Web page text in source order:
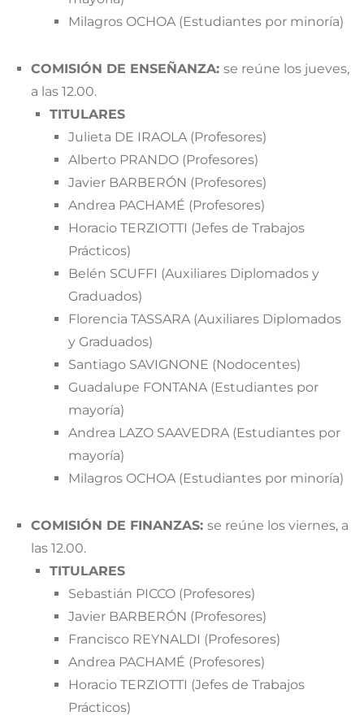
Milagros OCHOA (Estudiantes por minoría)
COMISIÓN DE ENSEÑANZA:se reúne los jueves,
a las 12.00.
TITULARES
Julieta DE IRAOLA (Profesores)
Alberto PRANDO (Profesores)
Javier BARBERÓN (Profesores)
Andrea PACHAMÉ (Profesores)
Horacio TERZIOTTI (Jefes de Trabajos
Prácticos)
Belén SCUFFI (Auxiliares Diplomados y
Graduados)
Florencia TASSARA (Auxiliares Diplomados
y Graduados)
Santiago SAVIGNONE (Nodocentes)
Guadalupe FONTANA (Estudiantes por
mayoría)
Andrea LAZO SAAVEDRA (Estudiantes por
mayoría)
Milagros OCHOA (Estudiantes por minoría)
COMISIÓN DE FINANZAS:se reúne los viernes, a
las 12.00.
TITULARES
Sebastián PICCO (Profesores)
Javier BARBERÓN (Profesores)
Francisco REYNALDI (Profesores)
Andrea PACHAMÉ (Profesores)
Horacio TERZIOTTI (Jefes de Trabajos
Prácticos)